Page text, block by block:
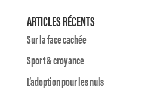
ARTICLES RÉCENTS
Sur la face cachée
Sport & croyance
L’adoption pour les nuls